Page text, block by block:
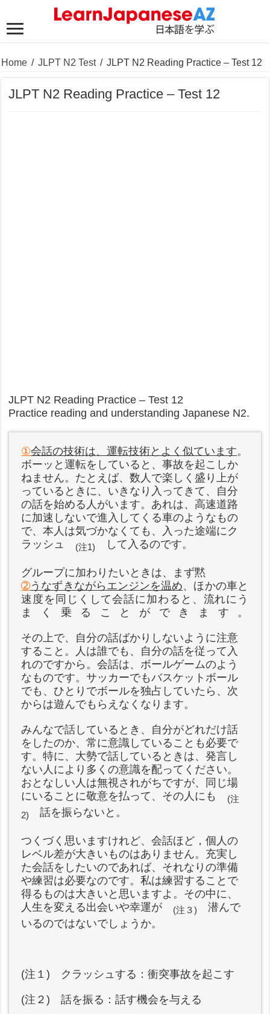
Home / JLPT N2 Test / JLPT N2 Reading Practice – Test 12
JLPT N2 Reading Practice – Test 12
JLPT N2 Reading Practice – Test 12
Practice reading and understanding Japanese N2.
①会話の技術は、運転技術とよく似ています。
ボーッと運転をしていると、事故を起こしか
ねません。たとえば、数人で楽しく盛り上が
っているときに、いきなり入ってきて、自分
の話を始める人がいます。あれは、高速道路
に加速しないで進入してくる車のようなもの
で、本人は気づかなくても、入った途端にク
ラッシュ
(注1) して入るのです。
グループに加わりたいときは、まず黙
➁うなずきながらエンジンを温め、ほかの車と
速度を同じくして会話に加わると、流れにう
まく乗ることができます。
その上で、自分の話ばかりしないように注意
すること。人は誰でも、自分の話を従って入
れのですから。会話は、ボールゲームのよう
なものです。サッカーでもバスケットボール
でも、ひとりでボールを独占していたら、次
からは遊んでもらえなくなります。
みんなで話しているとき、自分がどれだけ話
をしたのか、常に意識していることも必要で
す。特に、大勢で話しているときは、発言し
ない人により多くの意識を配ってください。
おとなしい人は無視されがちですが、同じ場
にいることに敬意を払って、その人にも
(注
2)
話を振らないと。
つくづく思いますけれど、会話ほど，個人の
レベル差が大きいものはありません。充実し
た会話をしたいのであれば、それなりの準備
や練習は必要なのです。私は練習することで
得るものは大きいと思いますよ。その中に、
人生を変える出会いや幸運が
(注３)
潜んで
いるのではないでしょうか。
(注１) クラッシュする：衝突事故を起こす
(注２) 話を振る：話す機会を与える